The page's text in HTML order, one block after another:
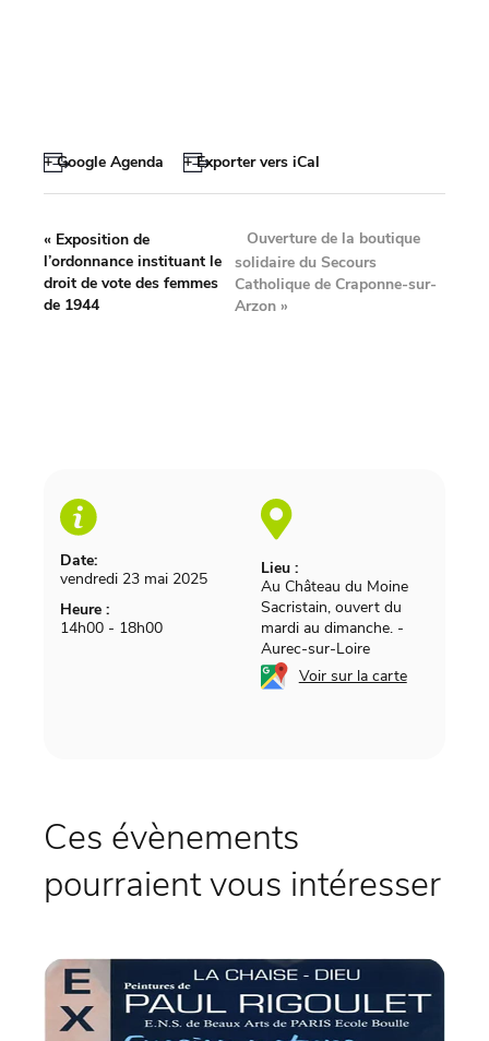
+ Google Agenda + Exporter vers iCal
Date:
vendredi 23 mai 2025
Heure :
14h00 - 18h00
Lieu :
Au Château du Moine
Sacristain, ouvert du
mardi au dimanche. -
Aurec-sur-Loire
Voir sur la carte
« Exposition de
l’ordonnance instituant le
droit de vote des femmes
de 1944
Ouverture de la boutique
solidaire du Secours
Catholique de Craponne-sur-
Arzon»
Ces évènements
pourraient vous intéresser